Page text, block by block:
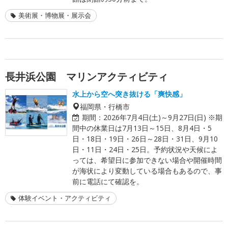
美術展・博物展・展示会
長井浜公園 マリンアクティビティ
水上から空へ突き抜ける「爽快感」
福岡県・行橋市
期間： 2026年7月4日(土)～9月27日(日) ※期
間中の休業日は7月13日～15日、8月4日・5
日・18日・19日・26日～28日・31日、9月10
日・11日・24日・25日。予約状況や天候によ
っては、希望日に参加できない場合や開催時間
が海状により変動している場合もあるので、事
前に電話にて確認を。
体験イベント・アクティビティ